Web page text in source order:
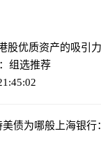
股优质资产的吸引
组选推荐
美债为哪般 上海银